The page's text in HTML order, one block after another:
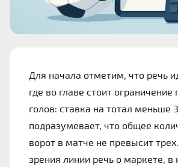
Для начала отметим, что речь
где во главе стоит
голов: ставка на тотал меньше
подразумевает, что общее
ворот в матче не превысит
зрения линии речь о маркете, в